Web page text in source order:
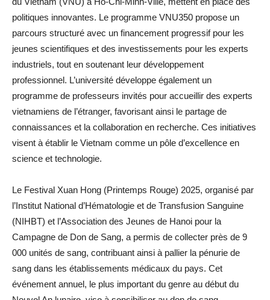
politiques innovantes. Le programme VNU350 propose un
parcours structuré avec un financement progressif pour les
jeunes scientifiques et des investissements pour les experts
industriels, tout en soutenant leur développement
professionnel. L’université développe également un
programme de professeurs invités pour accueillir des experts
vietnamiens de l’étranger, favorisant ainsi le partage de
connaissances et la collaboration en recherche. Ces initiatives
visent à établir le Vietnam comme un pôle d’excellence en
science et technologie.
Le Festival Xuan Hong (Printemps Rouge) 2025, organisé par
l’Institut National d’Hématologie et de Transfusion Sanguine
(NIHBT) et l’Association des Jeunes de Hanoi pour la
Campagne de Don de Sang, a permis de collecter près de 9
000 unités de sang, contribuant ainsi à pallier la pénurie de
sang dans les établissements médicaux du pays. Cet
événement annuel, le plus important du genre au début du